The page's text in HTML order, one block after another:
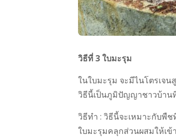
วิธีที่ 3 ใบมะรุม
ในใบมะรุม จะมีไนโตรเจน
วิธีนี้เป็นภูมิปัญญาชาวบ้านที่
วิธีทำ : วิธีนี้จะเหมาะกับพื
ใบมะรุมคลุกส่วนผสมให้เ